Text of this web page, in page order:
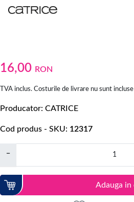
16,00 RON
TVA inclus. Costurile de livrare nu sunt incluse
Producator CATRICE
Cod produs - SKU 12317
−
Adauga in